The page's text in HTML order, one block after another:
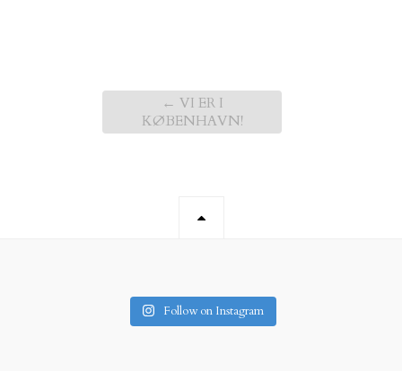
← VI ER I
KØBENHAVN!
Follow on Instagram